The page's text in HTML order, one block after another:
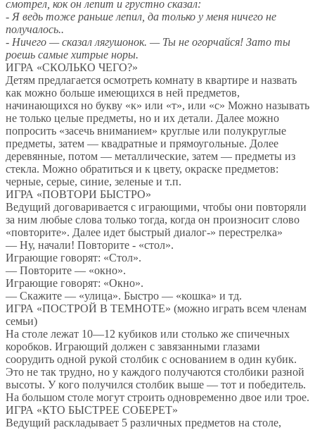
смотрел, кок он лепит и грустно сказал:
- Я ведь тоже раньше лепил, да только у меня ничего не
получалось..
- Ничего — сказал лягушонок. — Ты не огорчайся! Зато ты
роешь самые хитрые норы.
ИГРА «СКОЛЬКО ЧЕГО?»
Детям предлагается осмотреть комнату в квартире и назвать
как можно больше имеющихся в ней предметов,
начинающихся но букву «к» или «т», или «с» Можно называть
не только целые предметы, но и их детали. Далее можно
попросить «засечь вниманием» круглые или полукруглые
предметы, затем — квадратные и прямоугольные. Долее
деревянные, потом — металлические, затем — предметы из
стекла. Можно обратиться и к цвету, окраске предметов:
черные, серые, синие, зеленые и т.п.
ИГРА «ПОВТОРИ БЫСТРО»
Ведущий договаривается с играющими, чтобы они повторяли
за ним любые слова только тогда, когда он произносит слово
«повторите». Далее идет быстрый диалог-» перестрелка»
— Ну, начали! Повторите - «стол».
Играющие говорят: «Стол».
— Повторите — «окно».
Играющие говорят: «Окно».
— Скажите — «улица». Быстро — «кошка» и тд.
ИГРА «ПОСТРОЙ В ТЕМНОТЕ» (можно играть всем членам
семьи)
На столе лежат 10—12 кубиков или столько же спичечных
коробков. Играющий должен с завязанными глазами
соорудить одной рукой столбик с основанием в один кубик.
Это не так трудно, но у каждого получаются столбики разной
высоты. У кого получился столбик выше — тот и победитель.
На большом столе могут строить одновременно двое или трое.
ИГРА «КТО БЫСТРЕЕ СОБЕРЕТ»
Ведущий раскладывает 5 различных предметов на столе,